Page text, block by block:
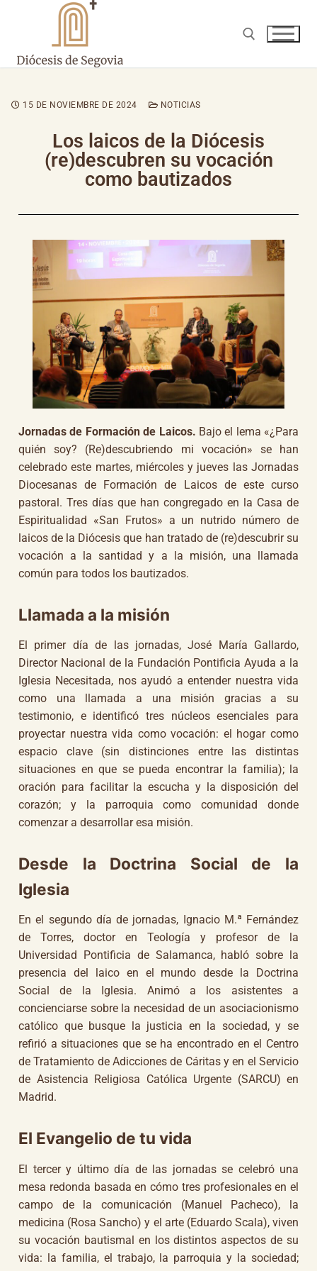
15 DE NOVIEMBRE DE 2024 NOTICIAS
Los laicos de la Diócesis
(re)descubren su vocación
como bautizados
Jornadas de Formación de Laicos. Bajo el lema «¿Para
quién soy? (Re)descubriendo mi vocación» se han
celebrado este martes, miércoles y jueves las Jornadas
Diocesanas de Formación de Laicos de este curso
pastoral. Tres días que han congregado en la Casa de
Espiritualidad «San Frutos» a un nutrido número de
laicos de la Diócesis que han tratado de (re)descubrir su
vocación a la santidad y a la misión, una llamada
común para todos los bautizados.
Llamada a la misión
El primer día de las jornadas, José María Gallardo,
Director Nacional de la Fundación Pontificia Ayuda a la
Iglesia Necesitada, nos ayudó a entender nuestra vida
como una llamada a una misión gracias a su
testimonio, e identificó tres núcleos esenciales para
proyectar nuestra vida como vocación: el hogar como
espacio clave (sin distinciones entre las distintas
situaciones en que se pueda encontrar la familia); la
oración para facilitar la escucha y la disposición del
corazón; y la parroquia como comunidad donde
comenzar a desarrollar esa misión.
Desde la Doctrina Social de la
Iglesia
En el segundo día de jornadas, Ignacio M.ª Fernández
de Torres, doctor en Teología y profesor de la
Universidad Pontificia de Salamanca, habló sobre la
presencia del laico en el mundo desde la Doctrina
Social de la Iglesia. Animó a los asistentes a
concienciarse sobre la necesidad de un asociacionismo
católico que busque la justicia en la sociedad, y se
refirió a situaciones que se ha encontrado en el Centro
de Tratamiento de Adicciones de Cáritas y en el Servicio
de Asistencia Religiosa Católica Urgente (SARCU) en
Madrid.
El Evangelio de tu vida
El tercer y último día de las jornadas se celebró una
mesa redonda basada en cómo tres profesionales en el
campo de la comunicación (Manuel Pacheco), la
medicina (Rosa Sancho) y el arte (Eduardo Scala), viven
su vocación bautismal en los distintos aspectos de su
vida: la familia, el trabajo, la parroquia y la sociedad;